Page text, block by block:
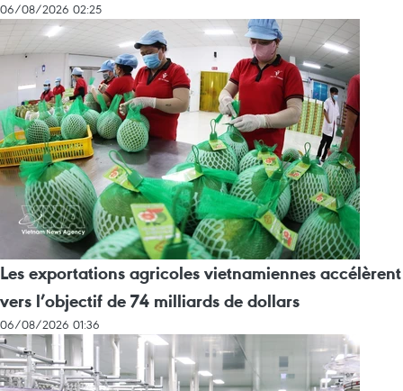
06/08/2026 02:25
Les exportations agricoles vietnamiennes accélèrent
vers l’objectif de 74 milliards de dollars
06/08/2026 01:36